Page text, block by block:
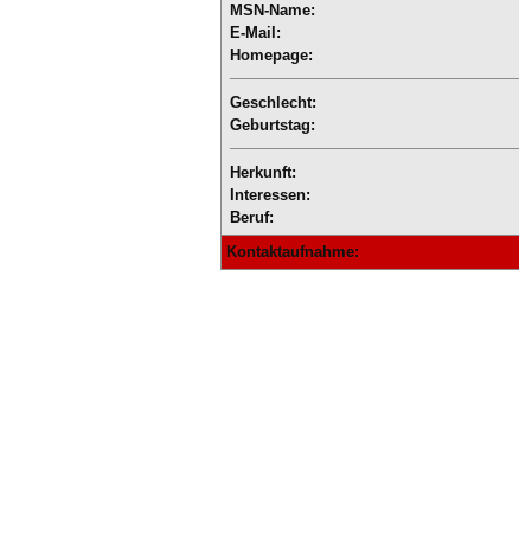
MSN-Name:
E-Mail:
Homepage:
Geschlecht:
Geburtstag:
Herkunft:
Interessen:
Beruf:
Kontaktaufnahme: